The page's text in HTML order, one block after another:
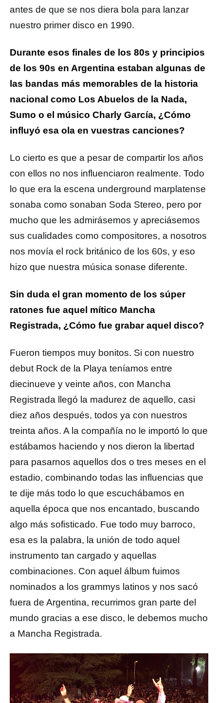
antes de que se nos diera bola para lanzar
nuestro primer disco en 1990.
Durante esos finales de los 80s y principios
de los 90s en Argentina estaban algunas de
las bandas más memorables de la historia
nacional como Los Abuelos de la Nada,
Sumo o el músico Charly García, ¿Cómo
influyó esa ola en vuestras canciones?
Lo cierto es que a pesar de compartir los años
con ellos no nos influenciaron realmente. Todo
lo que era la escena underground marplatense
sonaba como sonaban Soda Stereo, pero por
mucho que les admirásemos y apreciásemos
sus cualidades como compositores, a nosotros
nos movía el rock británico de los 60s, y eso
hizo que nuestra música sonase diferente.
Sin duda el gran momento de los súper
ratones fue aquel mítico Mancha
Registrada, ¿Cómo fue grabar aquel disco?
Fueron tiempos muy bonitos. Si con nuestro
debut Rock de la Playa teníamos entre
diecinueve y veinte años, con Mancha
Registrada llegó la madurez de aquello, casi
diez años después, todos ya con nuestros
treinta años. A la compañía no le importó lo que
estábamos haciendo y nos dieron la libertad
para pasarnos aquellos dos o tres meses en el
estadio, combinando todas las influencias que
te dije más todo lo que escuchábamos en
aquella época que nos encantado, buscando
algo más sofisticado. Fue todo muy barroco,
esa es la palabra, la unión de todo aquel
instrumento tan cargado y aquellas
combinaciones. Con aquel álbum fuimos
nominados a los grammys latinos y nos sacó
fuera de Argentina, recurrimos gran parte del
mundo gracias a ese disco, le debemos mucho
a Mancha Registrada.